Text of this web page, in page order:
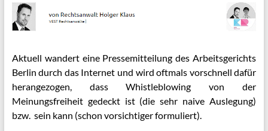
Aktuell wandert eine Pressemitteilung des Arbeitsgerichts
Berlindurch das Internet und wird oftmals vorschnell dafür
herangezogen, dass Whistleblowing von der
Meinungsfreiheit gedeckt ist (die sehr naive Auslegung)
bzw. sein kann (schon vorsichtiger formuliert).